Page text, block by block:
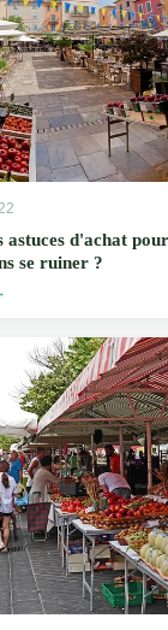
astuces d'achat
se ruiner ?